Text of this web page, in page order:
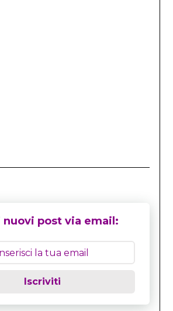
nuovi post via email:
Iscriviti